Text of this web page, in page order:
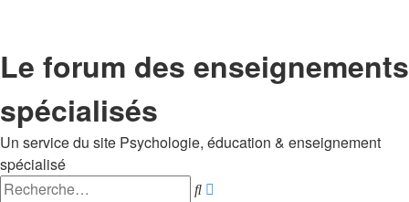
Le forum des enseignements
spécialisés
Un service du site Psychologie, éducation & enseignement
spécialisé
Rechercher